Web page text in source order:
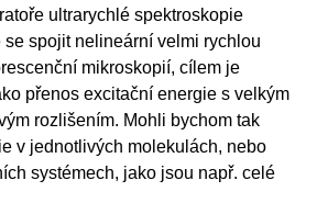
ultrarychlé spektroskopie
se spojit nelineární velmi rychlou
mikroskopií, cílem je
přenos excitační energie s velkým
rozlišením. Mohli bychom tak
v jednotlivých molekulách, nebo
systémech, jako jsou např. celé